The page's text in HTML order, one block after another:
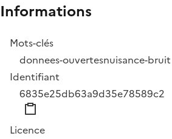
Informations
Mots-clés
donnees-ouvertesnuisance-bruit
Identifiant
6835e25db63a9d35e78589c2
Licence